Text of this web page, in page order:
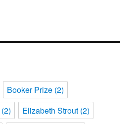
Booker Prize (2)
(2) Elizabeth Strout (2)